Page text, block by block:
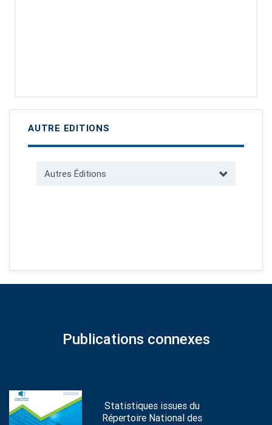
AUTRE EDITIONS
Autres Éditions
Publications connexes
Statistiques issues du
Répertoire National des